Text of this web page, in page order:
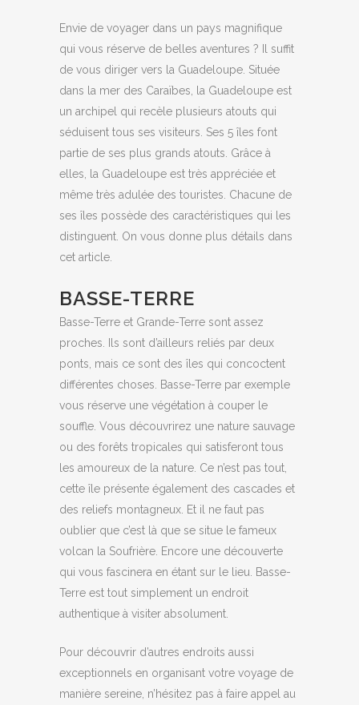
Envie de voyager dans un pays magnifique
qui vous réserve de belles aventures ? Il suffit
de vous diriger vers la Guadeloupe. Située
dans la mer des Caraïbes, la Guadeloupe est
un archipel qui recèle plusieurs atouts qui
séduisent tous ses visiteurs. Ses 5 îles font
partie de ses plus grands atouts. Grâce à
elles, la Guadeloupe est très appréciée et
même très adulée des touristes. Chacune de
ses îles possède des caractéristiques qui les
distinguent. On vous donne plus détails dans
cet article.
BASSE-TERRE
Basse-Terre et Grande-Terre sont assez
proches. Ils sont d’ailleurs reliés par deux
ponts, mais ce sont des îles qui concoctent
différentes choses. Basse-Terre par exemple
vous réserve une végétation à couper le
souffle. Vous découvrirez une nature sauvage
ou des forêts tropicales qui satisferont tous
les amoureux de la nature. Ce n’est pas tout,
cette île présente également des cascades et
des reliefs montagneux. Et il ne faut pas
oublier que c’est là que se situe le fameux
volcan la Soufrière. Encore une découverte
qui vous fascinera en étant sur le lieu. Basse-
Terre est tout simplement un endroit
authentique à visiter absolument.
Pour découvrir d’autres endroits aussi
exceptionnels en organisant votre voyage de
manière sereine, n’hésitez pas à faire appel au